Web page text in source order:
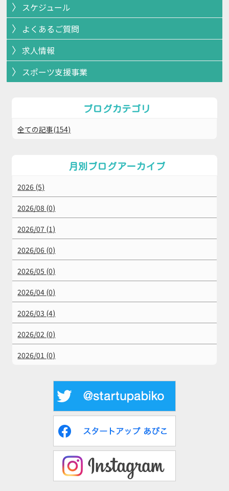
スケジュール
よくあるご質問
求人情報
スポーツ支援事業
ブログカテゴリ
全ての記事(154)
月別ブログアーカイブ
2026 (5)
2026/08 (0)
2026/07 (1)
2026/06 (0)
2026/05 (0)
2026/04 (0)
2026/03 (4)
2026/02 (0)
2026/01 (0)